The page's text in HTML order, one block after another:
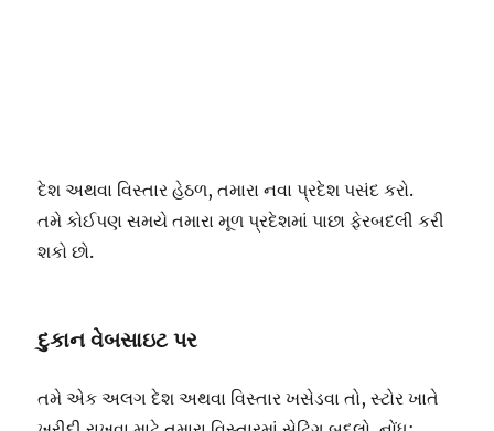
દેશ અથવા વિસ્તાર હેઠળ, તમારા નવા પ્રદેશ પસંદ કરો.
તમે કોઈપણ સમયે તમારા મૂળ પ્રદેશમાં પાછા ફેરબદલી કરી
શકો છો.
દુકાન વેબસાઇટ પર
તમે એક અલગ દેશ અથવા વિસ્તાર ખસેડવા તો, સ્ટોર ખાતે